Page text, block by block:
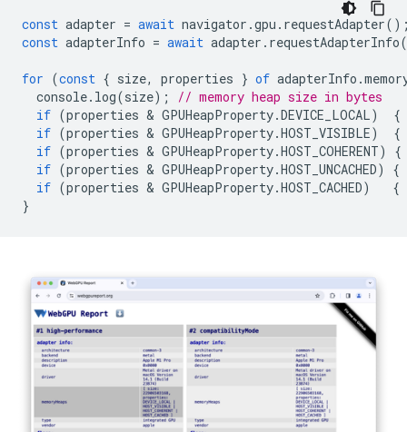
const adapter = await navigator .gpu . requestAdapter
const adapterInfo = await adapter . requestAdapterInfo
for (const { size, properties } of adapterInfo .
console. log(size);
// memory heap size in bytes
if (properties & GPUHeapProperty.DEVICE_LOCAL)
{
if (properties & GPUHeapProperty.HOST_VISIBLE)
{
if (properties & GPUHeapProperty.HOST_COHERENT)
{
if (properties & GPUHeapProperty.HOST_UNCACHED)
{
if (properties & GPUHeapProperty.HOST_CACHED)
{
}